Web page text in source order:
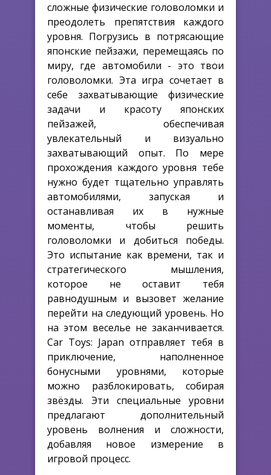
сложные физические головоломки и
преодолеть препятствия каждого
уровня. Погрузись в потрясающие
японские пейзажи, перемещаясь по
миру, где автомобили - это твои
головоломки. Эта игра сочетает в
себе захватывающие физические
задачи и красоту японских
пейзажей, обеспечивая
увлекательный и визуально
захватывающий опыт. По мере
прохождения каждого уровня тебе
нужно будет тщательно управлять
автомобилями, запуская и
останавливая их в нужные
моменты, чтобы решить
головоломки и добиться победы.
Это испытание как времени, так и
стратегического мышления,
которое не оставит тебя
равнодушным и вызовет желание
перейти на следующий уровень. Но
на этом веселье не заканчивается.
Car Toys: Japan отправляет тебя в
приключение, наполненное
бонусными уровнями, которые
можно разблокировать, собирая
звёзды. Эти специальные уровни
предлагают дополнительный
уровень волнения и сложности,
добавляя новое измерение в
игровой процесс.